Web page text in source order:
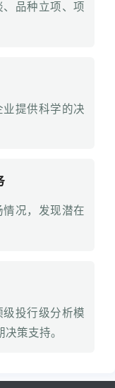
品种立项、项
提供科学的决
况，发现潜在
投行级分析模
策支持。